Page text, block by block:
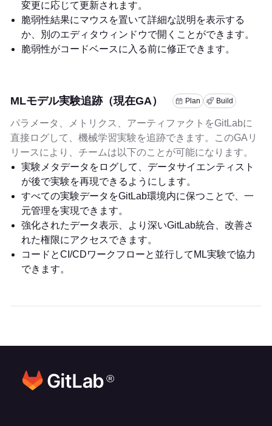
変更に応じて更新されます。
脆弱性結果にマウスを置いて詳細な説明を表示する
か、別のエディタウィンドウで開くことができます。
脆弱性がコードベースに入る前に修正できます。
MLモデル実験追跡（現在GA） Plan Build
パラメータ、メトリクス、アーティファクトをGitLabに
直接ログして、機械学習実験を追跡できます。このGAリ
リースにより、チームは以下のことが可能になります。
実験メタデータをログして、データサイエンティスト
が後で実験を再現できるようにします。
すべての実験データをGitLab環境内に保つことで、一
元管理を実現できます。
強化されたデータ表示、より深いGitLab統合、改善さ
れた権限にアクセスできます。
コードとCI/CDワークフローと並行してML実験で協力
できます。
®